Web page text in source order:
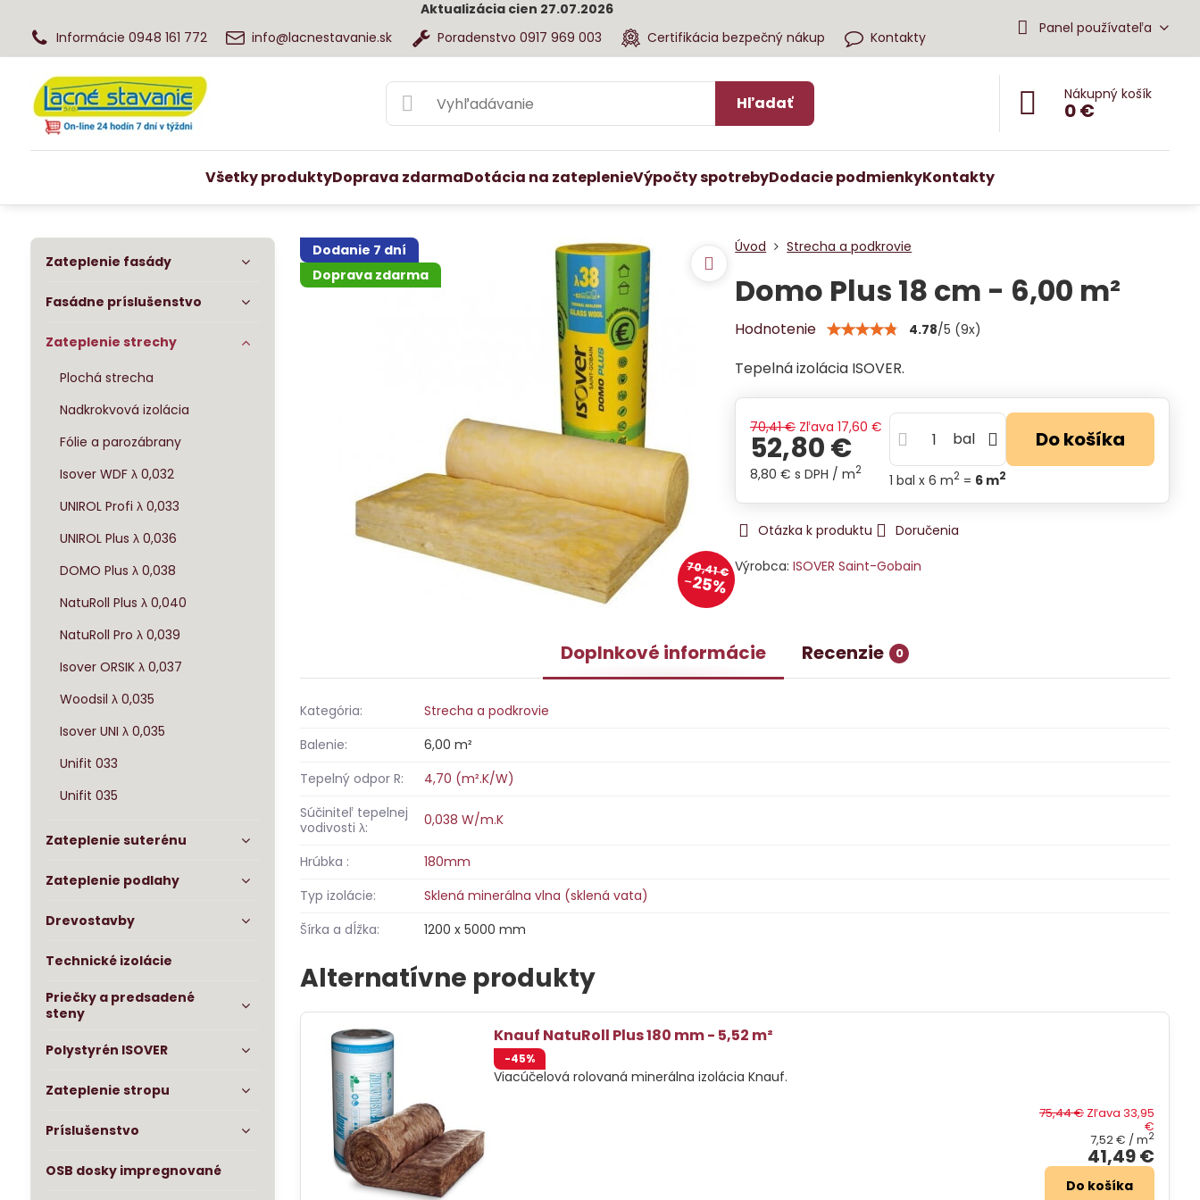
Aktualizácia cien 27.07.2026
Informácie 0948 161 772
info@lacnestavanie.sk Poradenstvo 0917 969 003 Certifikácia bezpečný nákup Kontakty
Panel používateľa
Hľadať Nákupný košík
0 €
Všetky produktyDoprava zdarmaDotácia na zateplenieVýpočty spotrebyDodacie podmienkyKontakty
Dodanie 7 dní
Doprava zdarma
70,41 €
25%
Úvod Strecha a podkrovie
Domo Plus 18 cm - 6,00 m²
Hodnotenie 4.78/5 (9x)
Tepelná izolácia ISOVER.
70,41 € Zľava 17,60 €
52,80 €
8,80 € s DPH / m2
bal Do košíka
1 balx 6 m2 = 6 m2
Otázka k produktu
Doručenia
Výrobca:ISOVER Saint-Gobain
Doplnkové informácie Recenzie 0
Kategória:
Strecha a podkrovie
Balenie:
6,00 m²
Tepelný odpor R:
4,70 (m².K/W)
Súčiniteľ tepelnej
vodivosti λ:
0,038 W/m.K
Hrúbka :
180mm
Typ izolácie:
Sklená minerálna vlna (sklená vata)
Šírka a dĺžka:
1200 x 5000 mm
Alternatívne produkty
Knauf NatuRoll Plus 180 mm - 5,52 m²
-45%
Viacúčelová rolovaná minerálna izolácia Knauf.
41,49 €
75,44 € Zľava 33,95
€
7,52 € / m2
Do košíka
Zateplenie fasády
Fasádne príslušenstvo
Zateplenie strechy
Plochá strecha
Nadkrokvová izolácia
Fólie a parozábrany
Isover WDF λ 0,032
UNIROL Profi λ 0,033
UNIROL Plus λ 0,036
DOMO Plus λ 0,038
NatuRoll Plus λ 0,040
NatuRoll Pro λ 0,039
Isover ORSIK λ 0,037
Woodsil λ 0,035
Isover UNI λ 0,035
Unifit 033
Unifit 035
Zateplenie suterénu
Zateplenie podlahy
Drevostavby
Technické izolácie
Priečky a predsadené
steny
Polystyrén ISOVER
Zateplenie stropu
Príslušenstvo
OSB dosky impregnované